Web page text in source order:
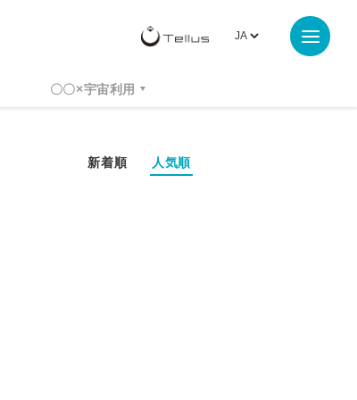
〇〇×宇宙利用
新着順 人気順